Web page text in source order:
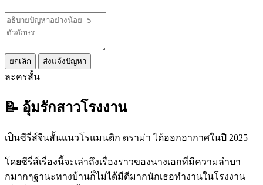
ยกเลิก ส่งแจ้งปัญหา
ละครสั้น
📝 อุ้มรักสาวโรงงาน
เป็นซีรี่ส์จีนสั้นแนวโรแมนติก ดราม่า ได้ออกอากาศในปี 2025
โดยซีรี่ส์เรื่องนี้จะเล่าถึงเรื่องราวของนางเอกที่มีความลำบา
กมากๆฐานะทางบ้านก็ไม่ได้มีดีมากนักเธอทำงานในโรงงาน